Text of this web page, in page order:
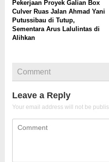
Pekerjaan Proyek Galian Box
Culver Ruas Jalan Ahmad Yani
Putussibau di Tutup,
Sementara Arus Lalulintas di
Alihkan
Comment
Leave a Reply
Your email address will not be